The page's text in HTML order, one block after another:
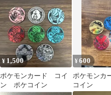
¥ 1,500
ポケモンカード コイ
ン ポケコイン
¥600
ポケモンカ
コイン